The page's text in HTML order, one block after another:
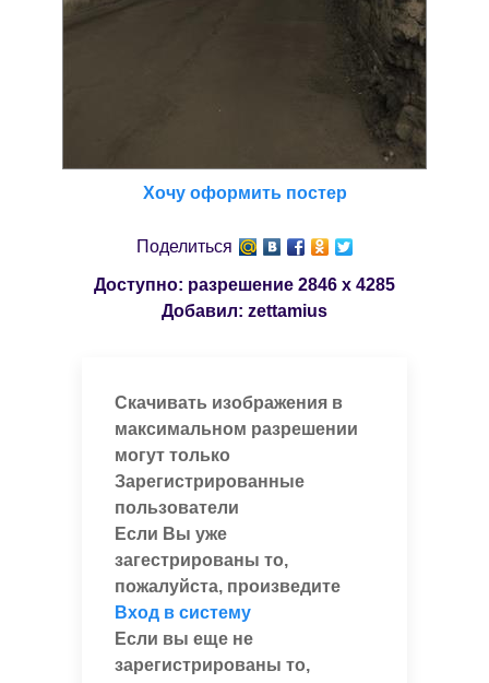
Хочу оформить постер
Поделиться
Доступно: разрешение 2846 x 4285
Добавил: zettamius
Скачивать изображения в
максимальном разрешении
могут только
Зарегистрированные
пользователи
Если Вы уже
загестрированы то,
пожалуйста, произведите
Вход в систему
Если вы еще не
зарегистрированы то,